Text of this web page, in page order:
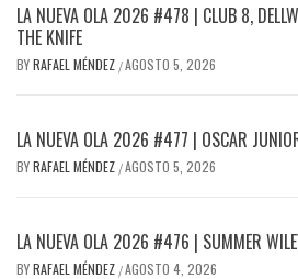
LA NUEVA OLA 2026 #478 | CLUB 8,
THE KNIFE
BYRAFAEL MÉNDEZ /AGOSTO 5, 2026
LA NUEVA OLA 2026 #477 | OSCAR
BYRAFAEL MÉNDEZ /AGOSTO 5, 2026
LA NUEVA OLA 2026 #476 | SUMMER
BYRAFAEL MÉNDEZ /AGOSTO 4, 2026